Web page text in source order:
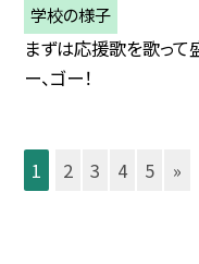
学校の様子
まずは応援歌を歌って
ー、ゴー！
1 2 3 4 5 »